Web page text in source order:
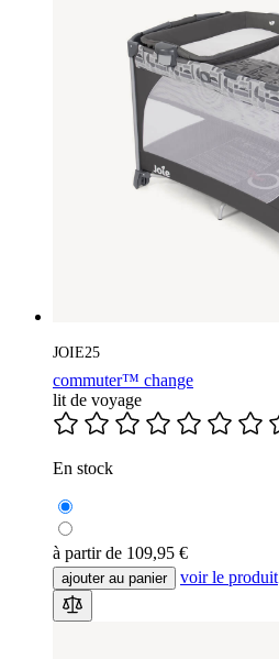
JOIE25
commuter™ change
lit de voyage
En stock
à partir de 109,95 €
ajouter au panier voir le produit